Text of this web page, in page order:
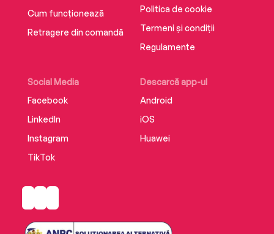
Cum funcționează
Retragere din comandă
Social Media
Facebook
LinkedIn
Instagram
TikTok
Descarcă app-ul
Android
iOS
Huawei
Politica de cookie
Termeni și condiții
Regulamente